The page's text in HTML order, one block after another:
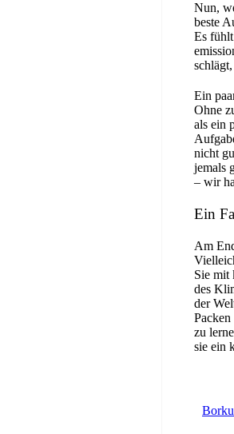
Nun,
beste
Es
Ein
Ohne
als ein
nicht
jemals
– wir
Ein
Am
Sie mit
des
der
zu
sie ein